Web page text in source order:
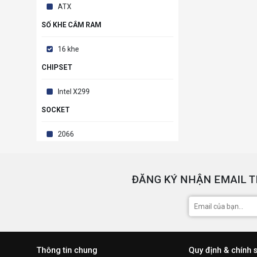
ATX
SỐ KHE CẮM RAM
16 khe
CHIPSET
Intel X299
SOCKET
2066
ĐĂNG KÝ NHẬN EMAIL
Thông tin chung Quy định & chính